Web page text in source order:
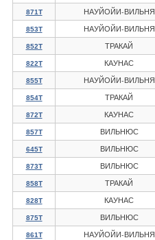
871Т НАУЙОЙИ-ВИЛЬНЯ
853Т НАУЙОЙИ-ВИЛЬНЯ
852Т ТРАКАЙ
822Т КАУНАС
855Т НАУЙОЙИ-ВИЛЬНЯ
854Т ТРАКАЙ
872Т КАУНАС
857Т ВИЛЬНЮС
645Т ВИЛЬНЮС
873Т ВИЛЬНЮС
858Т ТРАКАЙ
828Т КАУНАС
875Т ВИЛЬНЮС
861Т НАУЙОЙИ-ВИЛЬНЯ